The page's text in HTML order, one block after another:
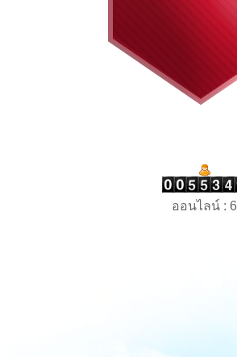
ออนไลน์ : 6